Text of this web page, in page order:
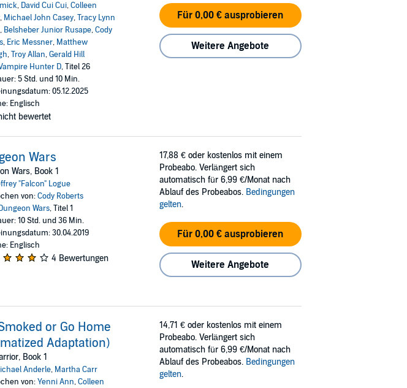
, David Cui Cui,Colleen
, Michael John Casey,Tracy Lynn
, Belsheber Junior Rusape,Cody
, Eric Messner, Matthew
,Troy Allan,Gerald Hill
Hunter D, Titel 26
5 Std. und 10 Min.
05.12.2025
Englisch
bewertet
Für 0,00 € ausprobieren
Weitere Angebote
Wars
Wars, Book 1
"Falcon" Logue
von:Cody Roberts
Dungeon Wars, Titel 1
10 Std. und 36 Min.
30.04.2019
Englisch
4 Bewertungen
17,88 € oder kostenlos mit einem
Probeabo. Verlängert sich
automatisch für 6,99 €/Monat nach
Ablauf des Probeabos. Bedingungen
gelten.
Für 0,00 € ausprobieren
Weitere Angebote
or Go Home
Adaptation)
Book 1
Anderle, Martha Carr
von:Yenni Ann,Colleen
14,71 € oder kostenlos mit einem
Probeabo. Verlängert sich
automatisch für 6,99 €/Monat nach
Ablauf des Probeabos. Bedingungen
gelten.